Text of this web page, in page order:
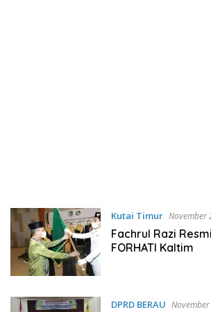
Kutai Timur November
Fachrul Razi
FORHATI Kaltim
DPRD BERAU